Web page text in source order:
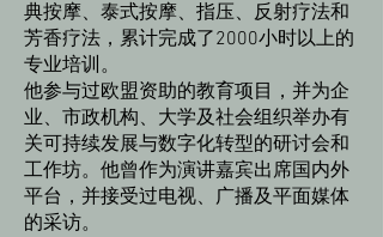
典按摩、泰式按摩、指压、反射疗法和
芳香疗法，累计完成了2000小时以上的
专业培训。
他参与过欧盟资助的教育项目，并为企
业、市政机构、大学及社会组织举办有
关可持续发展与数字化转型的研讨会和
工作坊。他曾作为演讲嘉宾出席国内外
平台，并接受过电视、广播及平面媒体
的采访。